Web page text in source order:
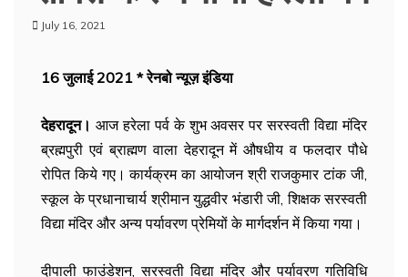
July 16, 2021
16 जुलाई 2021 * रेनबो न्यूज़ इंडिया
देहरादून। आज हरेला पर्व के शुभ अवसर पर सरस्वती विद्या मंदिर
ब्रह्मपुरी एवं ब्राह्मण वाला देहरादून में औषधीय व फलदार पौधे
रोपित किये गए। कार्यक्रम का आयोजन श्री राजकुमार टांक जी,
स्कूल के प्रधानाचार्य श्रीमान युद्धवीर भंडारी जी, शिक्षक सरस्वती
विद्या मंदिर और अन्य पर्यावरण प्रेमियों के मार्गदर्शन में किया गया।
दीपाली फाउंडेशन, सरस्वती विद्या मंदिर और पर्यावरण गतिविधि